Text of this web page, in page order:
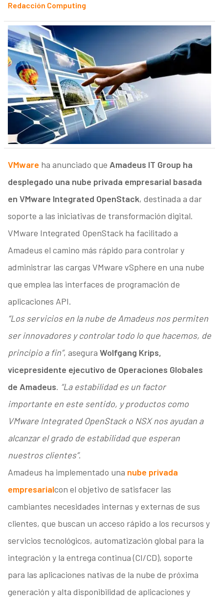
Redacción Computing
VMware ha anunciado que Amadeus IT Group ha
desplegado una nube privada empresarial basada
en VMware Integrated OpenStack, destinada a dar
soporte a las iniciativas de transformación digital.
VMware Integrated OpenStack ha facilitado a
Amadeus el camino más rápido para controlar y
administrar las cargas VMware vSphere en una nube
que emplea las interfaces de programación de
aplicaciones API.
“Los servicios en la nube de Amadeus nos permiten
ser innovadores y controlar todo lo que hacemos, de
principio a fin”, asegura Wolfgang Krips,
vicepresidente ejecutivo de Operaciones Globales
de Amadeus. “La estabilidad es un factor
importante en este sentido, y productos como
VMware Integrated OpenStack o NSX nos ayudan a
alcanzar el grado de estabilidad que esperan
nuestros clientes”.
Amadeus ha implementado una nube privada
empresarialcon el objetivo de satisfacer las
cambiantes necesidades internas y externas de sus
clientes, que buscan un acceso rápido a los recursos y
servicios tecnológicos, automatización global para la
integración y la entrega continua (CI/CD), soporte
para las aplicaciones nativas de la nube de próxima
generación y alta disponibilidad de aplicaciones y